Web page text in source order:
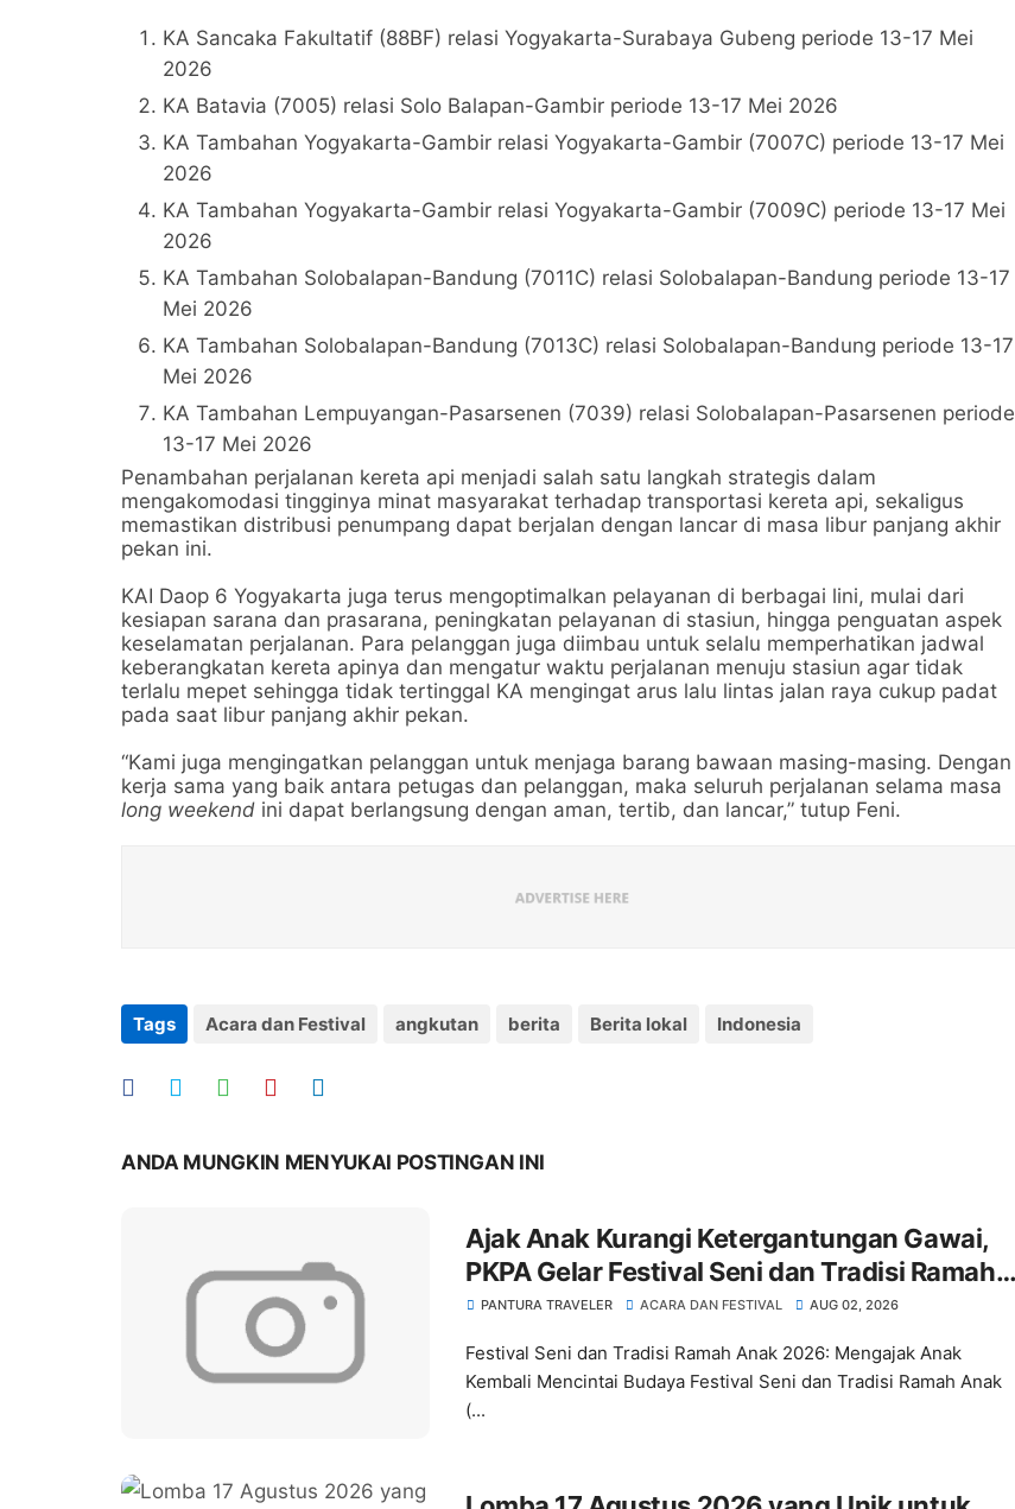
KA Sancaka Fakultatif (88BF) relasi Yogyakarta-Surabaya Gubeng periode 13-17 Mei
2026
KA Batavia (7005) relasi Solo Balapan-Gambir periode 13-17 Mei 2026
KA Tambahan Yogyakarta-Gambir relasi Yogyakarta-Gambir (7007C) periode 13-17 Mei
2026
KA Tambahan Yogyakarta-Gambir relasi Yogyakarta-Gambir (7009C) periode 13-17 Mei
2026
KA Tambahan Solobalapan-Bandung (7011C) relasi Solobalapan-Bandung periode 13-17
Mei 2026
KA Tambahan Solobalapan-Bandung (7013C) relasi Solobalapan-Bandung periode 13-17
Mei 2026
KA Tambahan Lempuyangan-Pasarsenen (7039) relasi Solobalapan-Pasarsenen periode
13-17 Mei 2026
Penambahan perjalanan kereta api menjadi salah satu langkah strategis dalam
mengakomodasi tingginya minat masyarakat terhadap transportasi kereta api, sekaligus
memastikan distribusi penumpang dapat berjalan dengan lancar di masa libur panjang akhir
pekan ini.
KAI Daop 6 Yogyakarta juga terus mengoptimalkan pelayanan di berbagai lini, mulai dari
kesiapan sarana dan prasarana, peningkatan pelayanan di stasiun, hingga penguatan aspek
keselamatan perjalanan. Para pelanggan juga diimbau untuk selalu memperhatikan jadwal
keberangkatan kereta apinya dan mengatur waktu perjalanan menuju stasiun agar tidak
terlalu mepet sehingga tidak tertinggal KA mengingat arus lalu lintas jalan raya cukup padat
pada saat libur panjang akhir pekan.
“Kami juga mengingatkan pelanggan untuk menjaga barang bawaan masing-masing. Dengan
kerja sama yang baik antara petugas dan pelanggan, maka seluruh perjalanan selama masa
long weekend ini dapat berlangsung dengan aman, tertib, dan lancar,” tutup Feni.
Tags Acara dan Festival angkutan berita Berita lokal Indonesia
ANDA MUNGKIN MENYUKAI POSTINGAN INI
Ajak Anak Kurangi Ketergantungan Gawai,
PKPA Gelar Festival Seni dan Tradisi Ramah
Anak
PANTURA TRAVELER ACARA DAN FESTIVAL AUG 02, 2026
Festival Seni dan Tradisi Ramah Anak 2026: Mengajak Anak
Kembali Mencintai Budaya Festival Seni dan Tradisi Ramah Anak
(...